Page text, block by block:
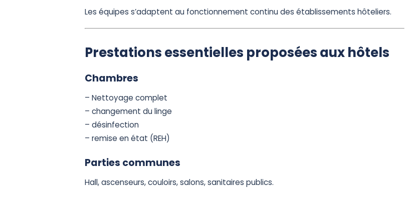
Les équipes s’adaptent au fonctionnement continu des établissements hôteliers.
Prestations essentielles proposées aux hôtels
Chambres
– Nettoyage complet
– changement du linge
– désinfection
– remise en état (REH)
Parties communes
Hall, ascenseurs, couloirs, salons, sanitaires publics.